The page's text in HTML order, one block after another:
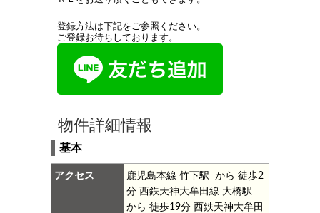
登録方法は下記をご参照ください。
ご登録お待ちしております。
物件詳細情報
基本
アクセス
鹿児島本線 竹下駅 から 徒歩2
分西鉄天神大牟田線 大橋駅
から 徒歩19分西鉄天神大牟田